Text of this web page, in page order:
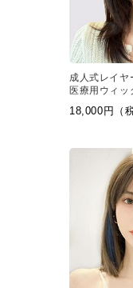
成人式レイヤ
医療用ウィッ
グ
18,000円（